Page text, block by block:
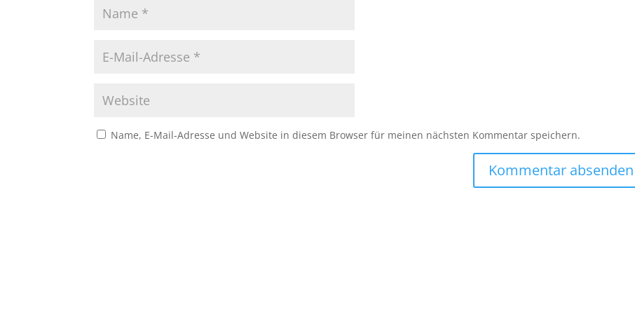
Name, E-Mail-Adresse und Website in diesem Browser für meinen nächsten Kommentar speichern.